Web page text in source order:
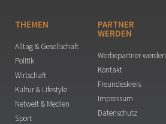
THEMEN
Alltag & Gesellschaft
Politik
Wirtschaft
Kultur & Lifestyle
Netwelt & Medien
Sport
PARTNER
WERDEN
Werbepartner werden
Kontakt
Freundeskreis
Impressum
Datenschutz